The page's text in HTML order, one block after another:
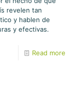
revelen tan
y hablen de
y efectivas.
Read more